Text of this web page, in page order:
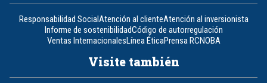
Responsabilidad SocialAtención al clienteAtención al inversionista
Informe de sostenibilidadCódigo de autorregulación
Ventas InternacionalesLínea ÉticaPrensa RCNOBA
Visite también